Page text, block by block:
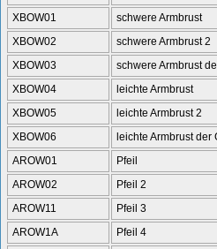
XBOW01
schwere Armbrust
XBOW02
schwere Armbrust 2
XBOW03
schwere Armbrust
XBOW04
leichte Armbrust
XBOW05
leichte Armbrust 2
XBOW06
leichte Armbrust der
AROW01
Pfeil
AROW02
Pfeil 2
AROW11
Pfeil 3
AROW1A
Pfeil 4